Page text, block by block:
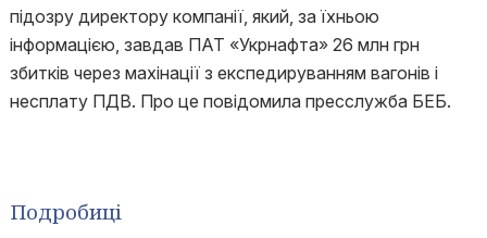
підозру директору компанії, який, за їхньою
інформацією, завдав ПАТ «Укрнафта» 26 млн грн
збитків через махінації з експедируванням вагонів і
несплату ПДВ. Про це повідомила пресслужба БЕБ.
Подробиці